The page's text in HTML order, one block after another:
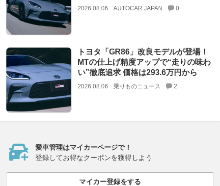
2026.08.06 AUTOCAR JAPAN 0
トヨタ「GR86」改良モデルが登場！
MTの仕上げ精度アップで“走りの味わ
い”徹底追求 価格は293.6万円から
2026.08.06 乗りものニュース 2
愛車管理はマイカーページで！
登録してお得なクーポンを獲得しよう
マイカー登録をする